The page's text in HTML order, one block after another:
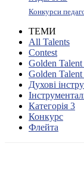
Конкурси
ТЕМИ
All Talents
Contest
Golden
Golden Talent
Духові
Категорія 3
Конкурс
Флейта